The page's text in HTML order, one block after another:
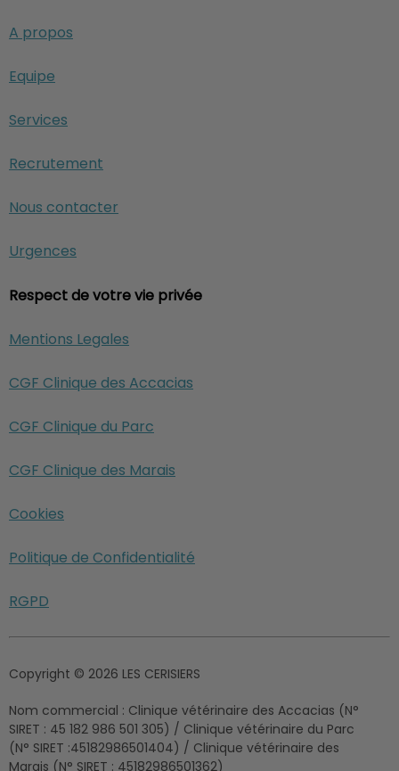
A propos
Equipe
Services
Recrutement
Nous contacter
Urgences
Respect de votre vie privée
Mentions Legales
CGF Clinique des Accacias
CGF Clinique du Parc
CGF Clinique des Marais
Cookies
Politique de Confidentialité
RGPD
Copyright © 2026 LES CERISIERS
Nom commercial : Clinique vétérinaire des Accacias (N°
SIRET : 45 182 986 501 305) / Clinique vétérinaire du Parc
(N° SIRET :45182986501404) / Clinique vétérinaire des
Marais (N° SIRET : 45182986501362)